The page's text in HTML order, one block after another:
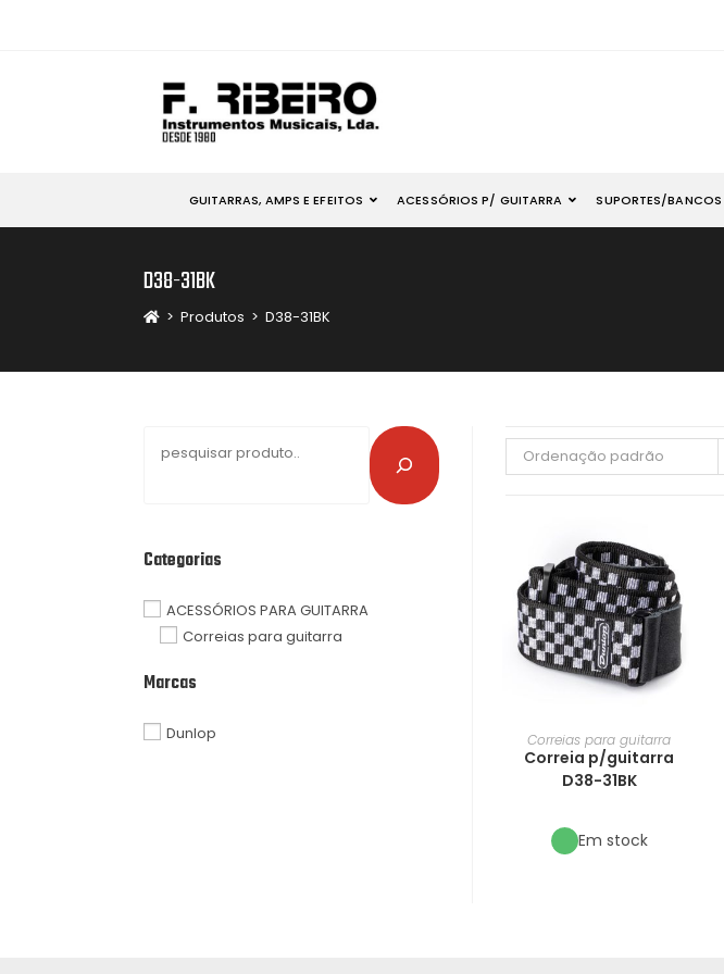
GUITARRAS, AMPS E EFEITOS ACESSÓRIOS P/ GUITARRA SUPORTES/BANCOS
D38-31BK
> Produtos > D38-31BK
Ordenação padrão
Correias para guitarra
Correia p/guitarra
D38-31BK
Em stock
Categorias
ACESSÓRIOS PARA GUITARRA
Correias para guitarra
Marcas
Dunlop